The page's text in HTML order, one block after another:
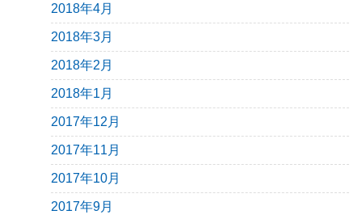
2018年4月
2018年3月
2018年2月
2018年1月
2017年12月
2017年11月
2017年10月
2017年9月